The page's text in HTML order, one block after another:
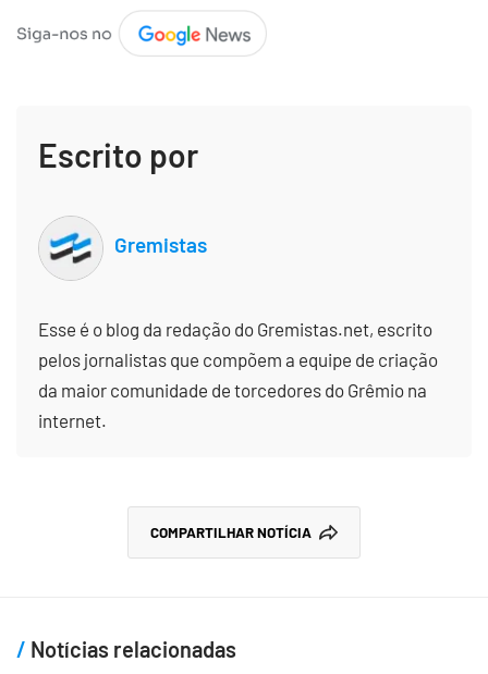
Escrito por
Gremistas
Esse é o blog da redação do Gremistas.net, escrito
pelos jornalistas que compõem a equipe de criação
da maior comunidade de torcedores do Grêmio na
internet.
COMPARTILHAR NOTÍCIA
Notícias relacionadas